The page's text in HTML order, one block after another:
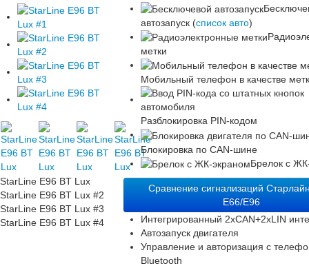
StarLine E96 BT Lux
StarLine E96 BT Lux #2
StarLine E96 BT Lux #3
StarLine E96 BT Lux #4
автозапуск (список авто)
метки
Мобильный телефон в качестве
Разблокировка PIN-кодом
Блокировка по CAN-шине
Брелок с
Сравнение сигнализаций
E66/E96
Интегрированный 2xCAN+2xLIN
Автозапуск двигателя
Управление и авторизация с
Bluetooth